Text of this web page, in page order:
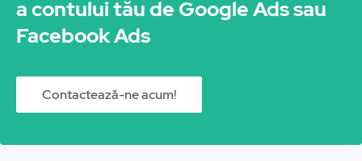
a contului tău de Google Ads sau
Facebook Ads
Contactează-ne acum!